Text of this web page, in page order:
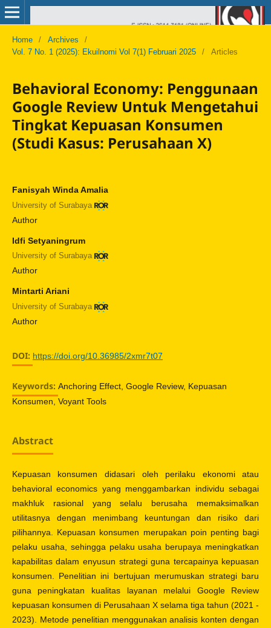
Home / Archives
/
Vol. 7 No. 1 (2025): Ekuilnomi Vol 7(1) Februari 2025
/ Articles
Behavioral Economy: Penggunaan
Google Review Untuk Mengetahui
Tingkat Kepuasan Konsumen
(Studi Kasus: Perusahaan X)
Fanisyah Winda Amalia
University of Surabaya
Author
Idfi Setyaningrum
University of Surabaya
Author
Mintarti Ariani
University of Surabaya
Author
DOI: https://doi.org/10.36985/2xmr7t07
Keywords: Anchoring Effect, Google Review, Kepuasan
Konsumen, Voyant Tools
Abstract
Kepuasan konsumen didasari oleh perilaku ekonomi atau
behavioral economics yang menggambarkan individu sebagai
makhluk rasional yang selalu berusaha memaksimalkan
utilitasnya dengan menimbang keuntungan dan risiko dari
pilihannya. Kepuasan konsumen merupakan poin penting bagi
pelaku usaha, sehingga pelaku usaha berupaya meningkatkan
kapabilitas dalam enyusun strategi guna tercapainya kepuasan
konsumen. Penelitian ini bertujuan merumuskan strategi baru
guna peningkatan kualitas layanan melalui Google Review
kepuasan konsumen di Perusahaan X selama tiga tahun (2021 -
2023). Metode penelitian menggunakan analisis konten dengan